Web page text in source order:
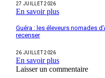
27 JUILLET 2026
En savoir plus
Guéra : les éleveurs nomades
recenser
26 JUILLET 2026
En savoir plus
Laisser un commentaire